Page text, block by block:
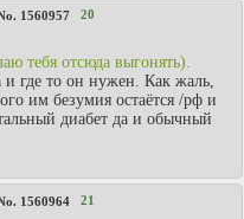
1560957 20
тебя отсюда выгонять).
и где то он нужен. Как жаль,
им безумия остаётся /рф и
диабет да и обычный
1560964 21